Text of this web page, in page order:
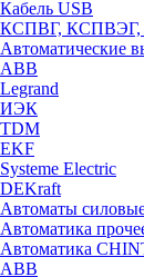
Кабель USB
КСПВГ,
Автоматические
ABB
Legrand
ИЭК
TDM
EKF
Systeme Electric
DEKraft
Автоматы
Автоматика
Автоматика
ABB